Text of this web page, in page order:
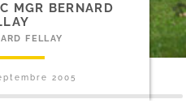
MGR BERNARD
FELLAY
2005